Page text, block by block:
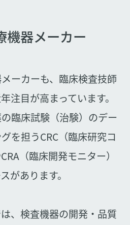
機器メーカー
ーカーも、臨床検査技師
注目が高まっています。
臨床試験（治験）のデー
を担うCRC（臨床研究コ
（臨床開発モニター）
があります。
、検査機器の開発・品質